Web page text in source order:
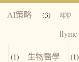
AI策略 (3) app
flyme
(1) 生物醫學 (1)